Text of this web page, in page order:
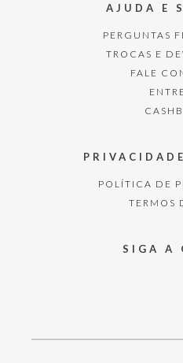
AJUDA E
PERGUNTAS
TROCAS E
FALE
POLÍTICA DE
TERMOS
SIGA A